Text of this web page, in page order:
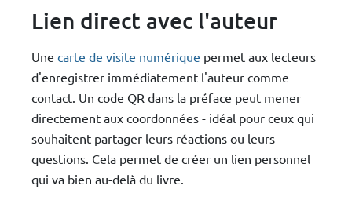
Lien direct avec l'auteur
Une carte de visite numérique permet aux lecteurs
d'enregistrer immédiatement l'auteur comme
contact. Un code QR dans la préface peut mener
directement aux coordonnées - idéal pour ceux qui
souhaitent partager leurs réactions ou leurs
questions. Cela permet de créer un lien personnel
qui va bien au-delà du livre.